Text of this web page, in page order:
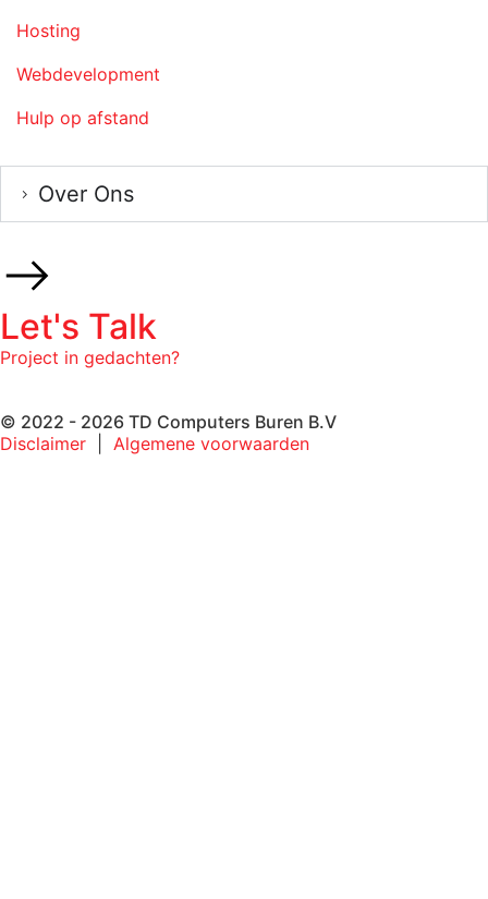
Hosting
Webdevelopment
Hulp op afstand
Over Ons
Let's Talk
Project in gedachten?
© 2022 - 2026 TD Computers Buren B.V
Disclaimer
Algemene voorwaarden